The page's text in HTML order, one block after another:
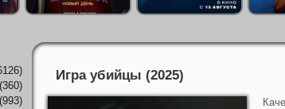
Игра убийцы (2025)
(360)
(993)